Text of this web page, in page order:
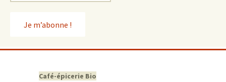
Café-épicerie Bio